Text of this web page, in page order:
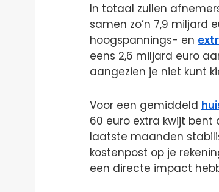
In totaal zullen
samen zo’n 7,9 miljard
hoogspannings- en
eens 2,6 miljard euro
aangezien je niet kunt
Voor een gemiddeld
60 euro extra kwijt bent
laatste maanden
kostenpost op je
een directe impact